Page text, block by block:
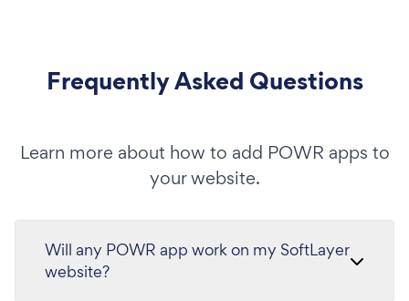
Frequently Asked Questions
Learn more about how to add POWR apps to
your website.
Will any POWR app work on my SoftLayer
website?